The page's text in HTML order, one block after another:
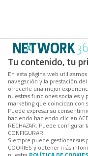
Tu contenido, tu
En esta página web
navegación y la prestación
ofrecerle una mejor
nuestras funciones sociales
marketing que coincidan con
Puede expresar su
haciendo haciendo clic en
RECHAZAR. Puede
CONFIGURAR.
Siempre puede gestionar sus
COOKIES y obtener más